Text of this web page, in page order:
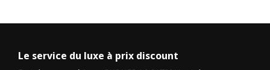
Le service du luxe à prix discount